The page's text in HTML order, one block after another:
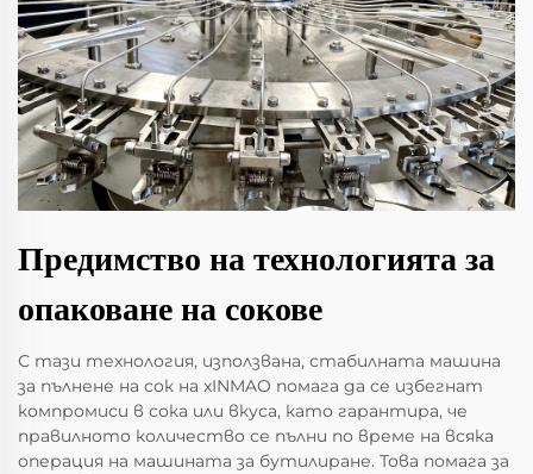
Предимство на технологията за
опаковане на сокове
С тази технология, използвана, стабилната машина
за пълнене на сок на xINMAO помага да се избегнат
компромиси в сока или вкуса, като гарантира, че
правилното количество се пълни по време на всяка
операция на машината за бутилиране. Това помага за